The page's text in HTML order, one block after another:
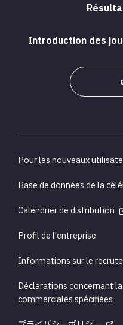
Introduction des
Pour les nouveaux
Base de données de la
Calendrier de distribution
Profil de l'entreprise
Informations sur le
Déclarations concernant
commerciales spécifiées